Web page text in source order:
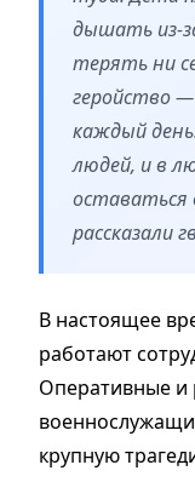
дышать из-
терять ни
геройство
каждый
людей, и в
рассказали
В настоящее
работают
Оперативные и
крупную